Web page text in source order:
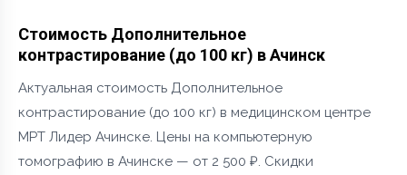
Стоимость Дополнительное
контрастирование (до 100 кг) в Ачинск
Актуальная стоимость Дополнительное
контрастирование (до 100 кг) в медицинском центре
МРТ Лидер Ачинске. Цены на компьютерную
томографию в Ачинске — от 2 500 ₽. Скидки